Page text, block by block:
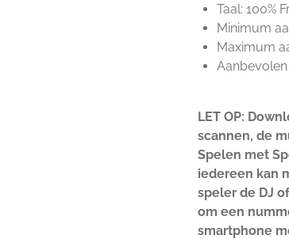
Taal: 100%
Minimum
Maximum
Aanbevolen
LET OP:
scannen, de
Spelen met
iedereen kan
speler de DJ
om een
smartphone